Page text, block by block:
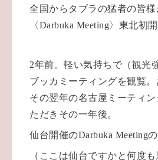
全国からタブラの猛者の皆様
〈Darbuka Meeting〉東北初
2年前。軽い気持ちで（観光
ブッカミーティングを観覧
その翌年の名古屋ミーティ
ただきその一年後。
仙台開催のDarbuka Meeting
（ここは仙台ですかと何度も